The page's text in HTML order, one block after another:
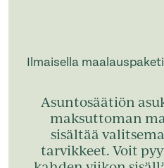
Ilmaisella
Asuntosäätiön
maksuttoman
sisältää
tarvikkeet. Voit